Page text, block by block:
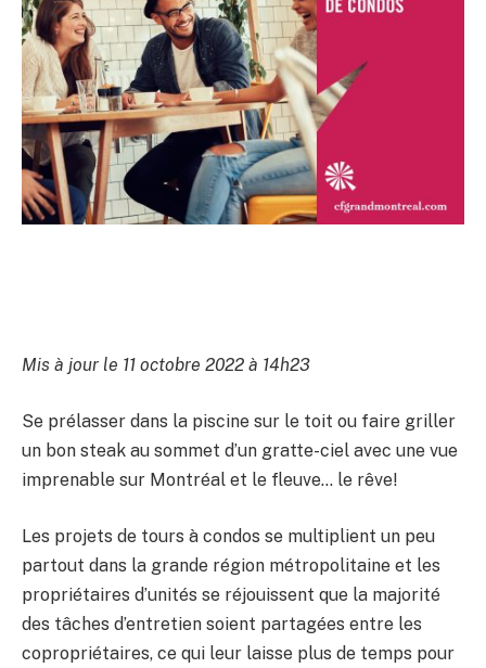
Mis à jour le 11 octobre 2022 à 14h23
Se prélasser dans la piscine sur le toit ou faire griller
un bon steak au sommet d’un gratte-ciel avec une vue
imprenable sur Montréal et le fleuve… le rêve!
Les projets de tours à condos se multiplient un peu
partout dans la grande région métropolitaine et les
propriétaires d’unités se réjouissent que la majorité
des tâches d’entretien soient partagées entre les
copropriétaires, ce qui leur laisse plus de temps pour